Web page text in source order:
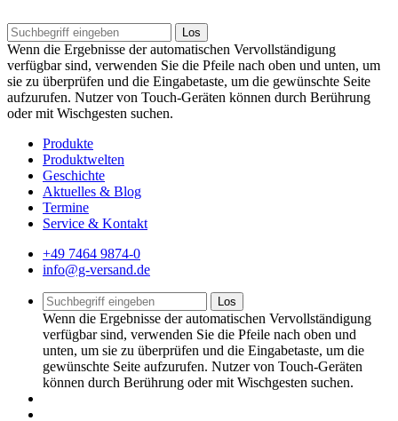
Los
Wenn die Ergebnisse der automatischen Vervollständigung
verfügbar sind, verwenden Sie die Pfeile nach oben und unten, um
sie zu überprüfen und die Eingabetaste, um die gewünschte Seite
aufzurufen. Nutzer von Touch-Geräten können durch Berührung
oder mit Wischgesten suchen.
Produkte
Produktwelten
Geschichte
Aktuelles & Blog
Termine
Service & Kontakt
+49 7464 9874-0
info@g-versand.de
Los
Wenn die Ergebnisse der automatischen Vervollständigung
verfügbar sind, verwenden Sie die Pfeile nach oben und
unten, um sie zu überprüfen und die Eingabetaste, um die
gewünschte Seite aufzurufen. Nutzer von Touch-Geräten
können durch Berührung oder mit Wischgesten suchen.